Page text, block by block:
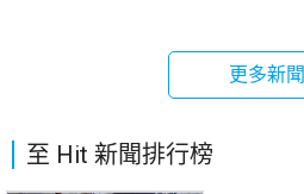
更多新聞
至 Hit 新聞排行榜